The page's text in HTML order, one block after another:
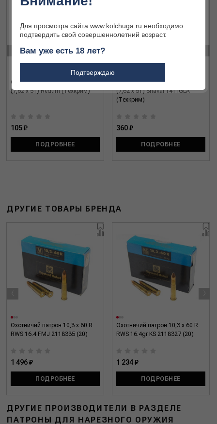
Охотничий патрон 308 Win.
(7,62 x 51) Redtim (Техкрим)
105 ₽
ПОДРОБНЕЕ
Охотничий патрон 308 Win.
(7,62 x 51) Shakal 141 IGLA
(Техкрим)
360 ₽
ПОДРОБНЕЕ
ДРУГИЕ ТОВАРЫ БРЕНДА
Охотничий патрон 10,3 x 60 R
RWS 16.4 FMJ 2118335 (20)
1 496 ₽
ПОДРОБНЕЕ
Охотничий патрон 10,3 x 60 R
RWS 16.4gr KS 2118327 (20)
1 234 ₽
ПОДРОБНЕЕ
‹ ›
ДРУГИЕ ПРОИЗВОДИТЕЛИ В РАЗДЕЛЕ
ПАТРОНЫ ДЛЯ НАРЕЗНОГО ОРУЖИЯ
Для просмотра сайта www.kolchuga.ru необходимо
подтвердить свой совершеннолетний возраст.
Вам уже есть 18 лет?
Подтверждаю